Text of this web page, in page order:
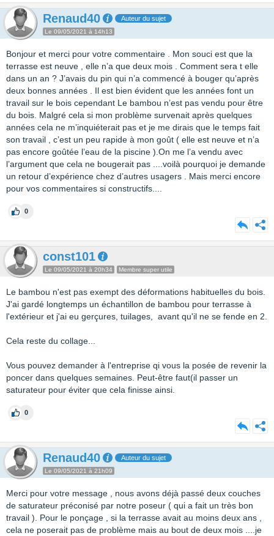
Renaud40 Auteur du sujet
Le 09/05/2021 à 14h13
Bonjour et merci pour votre commentaire . Mon souci est que la
terrasse est neuve , elle n’a que deux mois . Comment sera t elle
dans un an ? J’avais du pin qui n’a commencé à bouger qu’après
deux bonnes années . Il est bien évident que les années font un
travail sur le bois cependant Le bambou n’est pas vendu pour être
du bois. Malgré cela si mon problème survenait après quelques
années cela ne m’inquiéterait pas et je me dirais que le temps fait
son travail , c’est un peu rapide à mon goût ( elle est neuve et n’a
pas encore goûtée l’eau de la piscine ).On me l’a vendu avec
l’argument que cela ne bougerait pas ....voilà pourquoi je demande
un retour d’expérience chez d’autres usagers . Mais merci encore
pour vos commentaires si constructifs....
0
const101
Le 09/05/2021 à 20h34 Membre super utile
Le bambou n'est pas exempt des déformations habituelles du bois.
J'ai gardé longtemps un échantillon de bambou pour terrasse à
l'extérieur et j'ai eu gerçures, tuilages, avant qu'il ne se fende en 2.
Cela reste du collage...
Vous pouvez demander à l'entreprise qi vous la posée de revenir la
poncer dans quelques semaines. Peut-être faut(il passer un
saturateur pour éviter que cela finisse ainsi.
0
Renaud40 Auteur du sujet
Le 09/05/2021 à 21h09
Merci pour votre message , nous avons déjà passé deux couches
de saturateur préconisé par notre poseur ( qui a fait un très bon
travail ). Pour le ponçage , si la terrasse avait au moins deux ans ,
cela ne poserait pas de problème mais au bout de deux mois ....je